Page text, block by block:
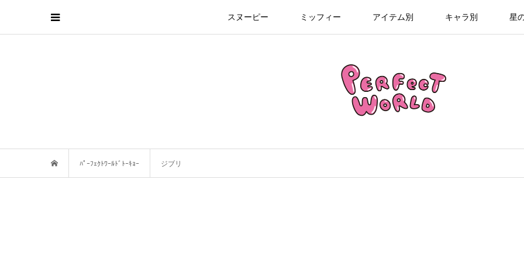
スヌーピー ミッフィー アイテム別 キャラ別 星
ﾊﾟｰﾌｪｸﾄﾜｰﾙﾄﾞﾄｰｷｮｰ ジブリ